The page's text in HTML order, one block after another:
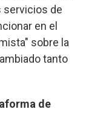
servicios de
en el
sobre la
tanto
de